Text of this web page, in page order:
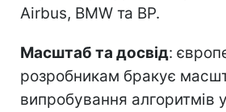
Airbus, BMW та BP.
Масштаб та досвід:
розробникам бракує
випробування алгоритмів